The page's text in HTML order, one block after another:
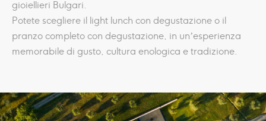
gioiellieri Bulgari.
Potete scegliere il light lunch con degustazione o il
pranzo completo con degustazione, in un’esperienza
memorabile di gusto, cultura enologica e tradizione.